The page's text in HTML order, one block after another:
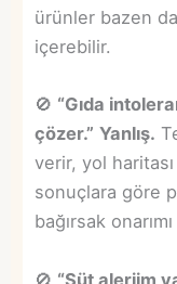
ürünler bazen
içerebilir.
🚫 “Gıda
çözer.” Yanlış.
verir, yol
sonuçlara göre
bağırsak
🚫 “Süt alerjim